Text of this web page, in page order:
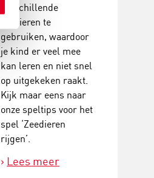
verschillende
manieren te
gebruiken, waardoor
je kind er veel mee
kan leren en niet snel
op uitgekeken raakt.
Kijk maar eens naar
onze speltips voor het
spel ‘Zeedieren
rijgen’.
Lees meer